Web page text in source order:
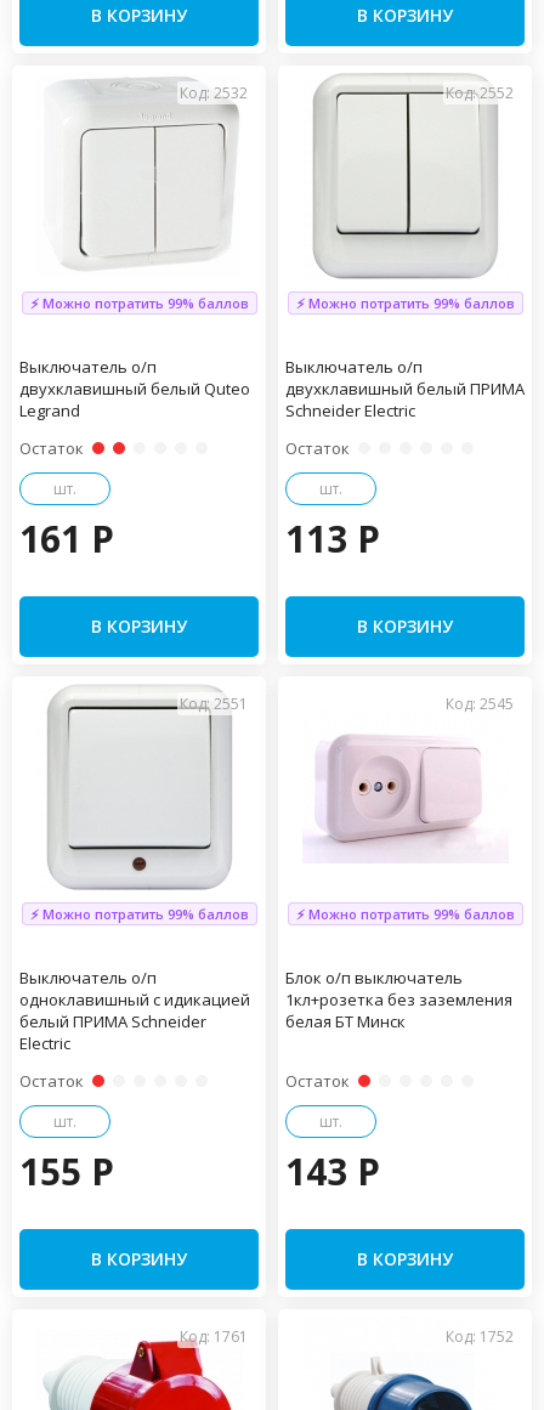
В КОРЗИНУ В КОРЗИНУ
Код: 2532
⚡ Можно потратить 99% баллов
Выключатель о/п
двухклавишный белый Quteo
Legrand
Остаток
шт.
161 P
В КОРЗИНУ
Код: 2552
⚡ Можно потратить 99% баллов
Выключатель о/п
двухклавишный белый ПРИМА
Schneider Electric
Остаток
шт.
113 P
В КОРЗИНУ
Код: 2551
⚡ Можно потратить 99% баллов
Выключатель о/п
одноклавишный с идикацией
белый ПРИМА Schneider
Electric
Остаток
шт.
155 P
В КОРЗИНУ
Код: 2545
⚡ Можно потратить 99% баллов
Блок о/п выключатель
1кл+розетка без заземления
белая БТ Минск
Остаток
шт.
143 P
В КОРЗИНУ
Код: 1761 Код: 1752